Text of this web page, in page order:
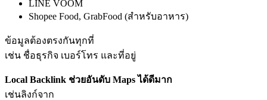
LINE VOOM
Shopee Food, GrabFood (สำหรับอาหาร)
ข้อมูลต้องตรงกันทุกที่
เช่น ชื่อธุรกิจ เบอร์โทร และที่อยู่
Local Backlink ช่วยอันดับ Maps ได้ดีมาก
เช่นลิงก์จาก